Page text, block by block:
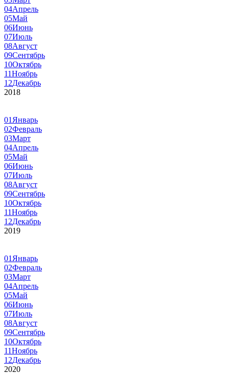
04Апрель
05Май
06Июнь
07Июль
08Август
09Сентябрь
10Октябрь
11Ноябрь
12Декабрь
2018
01 Январь
02Февраль
03Март
04Апрель
05Май
06Июнь
07Июль
08Август
09Сентябрь
10Октябрь
11Ноябрь
12Декабрь
2019
01 Январь
02Февраль
03Март
04Апрель
05Май
06Июнь
07Июль
08Август
09Сентябрь
10Октябрь
11Ноябрь
12Декабрь
2020